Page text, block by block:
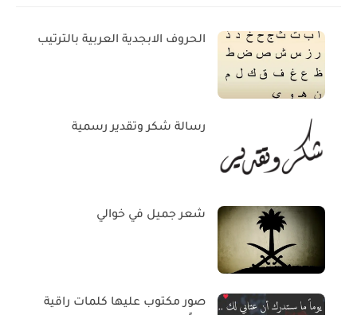
الحروف الابجدية العربية بالترتيب
رسالة شكر وتقدير رسمية
شعر جميل في خوالي
صور مكتوب عليها كلمات راقية